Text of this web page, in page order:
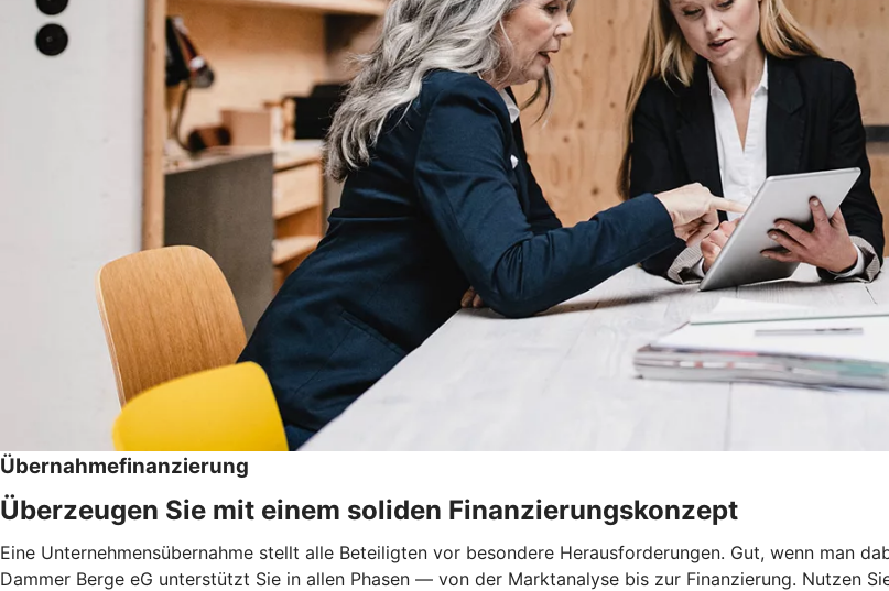
Übernahmefinanzierung
Überzeugen Sie mit einem soliden Finanzierungskonzept
Eine Unternehmensübernahme stellt alle Beteiligten vor besondere Herausforderungen. Gut, wenn man
Dammer Berge eG unterstützt Sie in allen Phasen — von der Marktanalyse bis zur Finanzierung. Nutzen